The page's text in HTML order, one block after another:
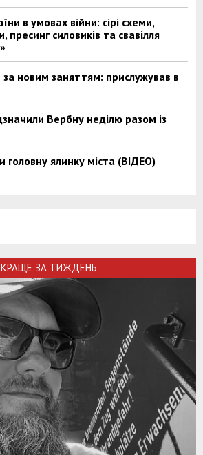
в умовах війни: сірі схеми,
пресинг силовиків та свавілля
новим заняттям: прислужував в
Вербну неділю разом із
головну ялинку міста (ВІДЕО)
КРАЩЕ ЗА ТИЖДЕНЬ